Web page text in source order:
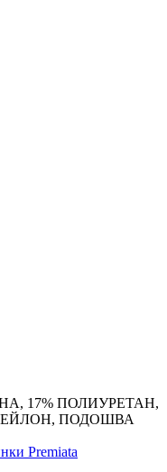
17% ПОЛИУРЕТАН,
ПОДОШВА
Premiata